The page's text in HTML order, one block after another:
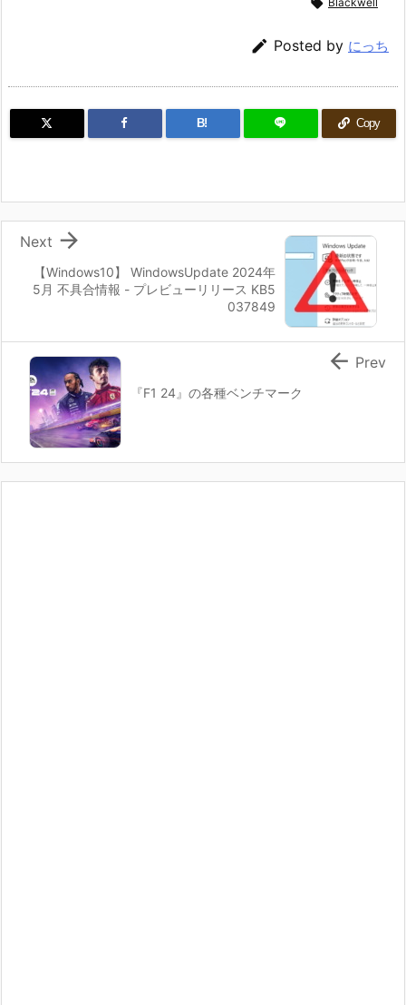

 Posted by にっち
B! Copy
【Windows10】 WindowsUpdate 2024年
5月 不具合情報 - プレビューリリース KB5
037849

Next
『F1 24』の各種ベンチマーク
 Prev